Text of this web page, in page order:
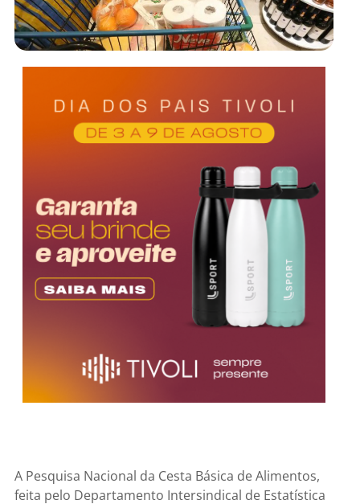
A Pesquisa Nacional da Cesta Básica de Alimentos,
feita pelo Departamento Intersindical de Estatística